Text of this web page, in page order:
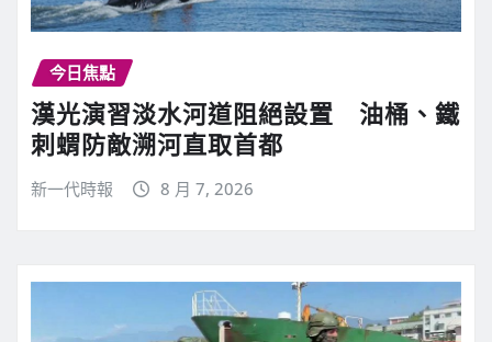
今日焦點
漢光演習淡水河道阻絕設置 油桶、鐵
刺蝟防敵溯河直取首都
新一代時報 8 月 7, 2026